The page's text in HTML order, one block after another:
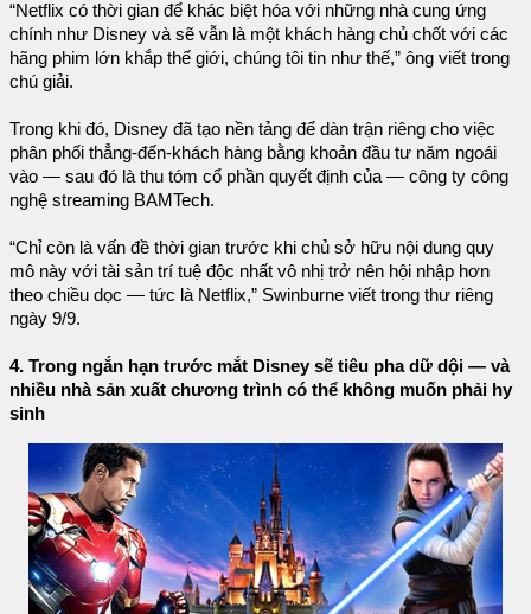
“Netflix có thời gian để khác biệt hóa với những nhà cung ứng
chính như Disney và sẽ vẫn là một khách hàng chủ chốt với các
hãng phim lớn khắp thế giới, chúng tôi tin như thế,” ông viết trong
chú giải.
Trong khi đó, Disney đã tạo nền tảng để dàn trận riêng cho việc
phân phối thẳng-đến-khách hàng bằng khoản đầu tư năm ngoái
vào — sau đó là thu tóm cổ phần quyết định của — công ty công
nghệ streaming BAMTech.
“Chỉ còn là vấn đề thời gian trước khi chủ sở hữu nội dung quy
mô này với tài sản trí tuệ độc nhất vô nhị trở nên hội nhập hơn
theo chiều dọc — tức là Netflix,” Swinburne viết trong thư riêng
ngày 9/9.
4. Trong ngắn hạn trước mắt Disney sẽ tiêu pha dữ dội — và
nhiều nhà sản xuất chương trình có thể không muốn phải hy
sinh